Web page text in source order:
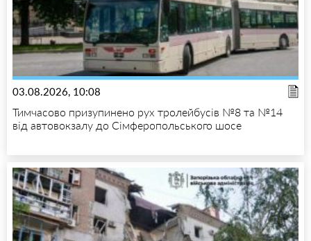
03.08.2026, 10:08
Тимчасово призупинено рух тролейбусів №8 та №14
від автовокзалу до Сімферопольського шосе